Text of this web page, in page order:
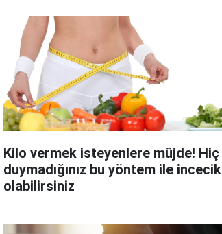
Kilo vermek isteyenlere müjde! Hiç
duymadığınız bu yöntem ile incecik
olabilirsiniz